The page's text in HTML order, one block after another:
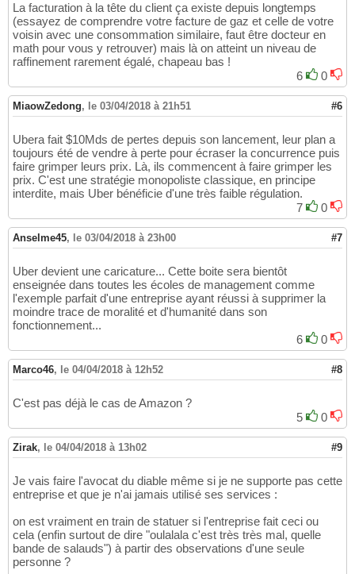
La facturation à la tête du client ça existe depuis longtemps
(essayez de comprendre votre facture de gaz et celle de votre
voisin avec une consommation similaire, faut être docteur en
math pour vous y retrouver) mais là on atteint un niveau de
raffinement rarement égalé, chapeau bas !
6
0
MiaowZedong, le 03/04/2018 à 21h51 #6
Ubera fait $10Mds de pertes depuis son lancement, leur plan a
toujours été de vendre à perte pour écraser la concurrence puis
faire grimper leurs prix. Là, ils commencent à faire grimper les
prix. C'est une stratégie monopoliste classique, en principe
interdite, mais Uber bénéficie d'une très faible régulation.
7
0
Anselme45, le 03/04/2018 à 23h00 #7
Uber devient une caricature... Cette boite sera bientôt
enseignée dans toutes les écoles de management comme
l'exemple parfait d'une entreprise ayant réussi à supprimer la
moindre trace de moralité et d'humanité dans son
fonctionnement...
6
0
Marco46, le 04/04/2018 à 12h52 #8
C'est pas déjà le cas de Amazon ?
5
0
Zirak, le 04/04/2018 à 13h02 #9
Je vais faire l'avocat du diable même si je ne supporte pas cette
entreprise et que je n'ai jamais utilisé ses services :
on est vraiment en train de statuer si l'entreprise fait ceci ou
cela (enfin surtout de dire "oulalala c'est très très mal, quelle
bande de salauds") à partir des observations d'une seule
personne ?